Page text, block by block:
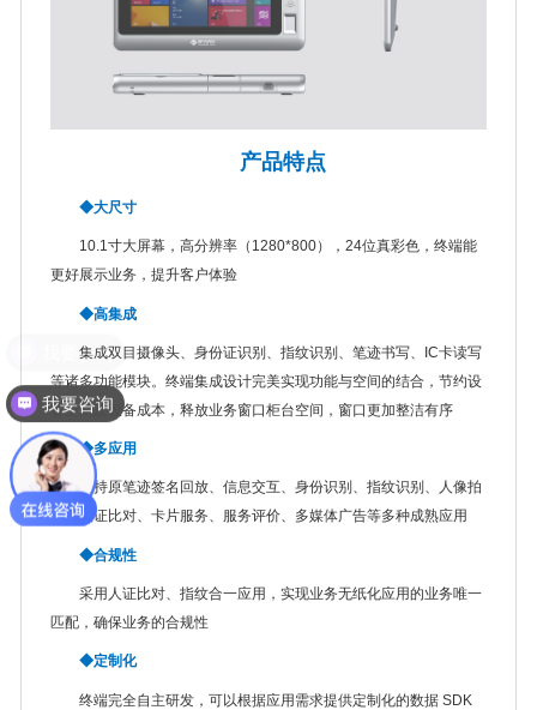
产品特点
◆大尺寸
10.1寸大屏幕，高分辨率（1280*800），24位真彩色，终端能
更好展示业务，提升客户体验
◆高集成
集成双目摄像头、身份证识别、指纹识别、笔迹书写、IC卡读写
等诸多功能模块。终端集成设计完美实现功能与空间的结合，节约设
备空间及设备成本，释放业务窗口柜台空间，窗口更加整洁有序
◆多应用
支持原笔迹签名回放、信息交互、身份识别、指纹识别、人像拍
照、人证比对、卡片服务、服务评价、多媒体广告等多种成熟应用
◆合规性
采用人证比对、指纹合一应用，实现业务无纸化应用的业务唯一
匹配，确保业务的合规性
◆定制化
终端完全自主研发，可以根据应用需求提供定制化的数据 SDK
我要咨询